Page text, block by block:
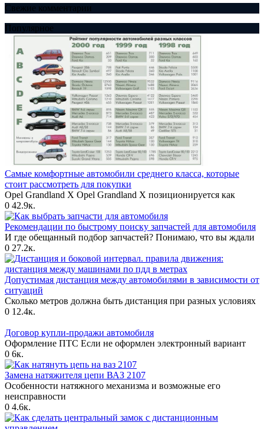
Свежие комментарии
Популярное
Самые комфортные автомобили среднего класса, которые
стоит рассмотреть для покупки
Opel Grandland X Opel Grandland X позиционируется как
0 42.9к.
Рекомендации по быстрому поиску запчастей для автомобиля
И где обещанный подбор запчастей? Понимаю, что вы ждали
0 27.2к.
Допустимая дистанция между автомобилями в зависимости от
ситуаций
Сколько метров должна быть дистанция при разных условиях
0 12.4к.
Договор купли-продажи автомобиля
Оформление ПТС Если не оформлен электронный вариант
0 6к.
Замена натяжителя цепи ВАЗ 2107
Особенности натяжного механизма и возможные его
неисправности
0 4.6к.